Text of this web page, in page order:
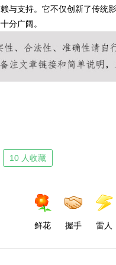
与支持。它不仅创新了传统
分广阔。
10 人收藏
鲜花 握手 雷人